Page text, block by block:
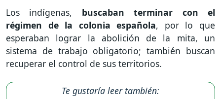
Los indígenas, buscaban terminar con el
régimen de la colonia española, por lo que
esperaban lograr la abolición de la mita, un
sistema de trabajo obligatorio; también buscan
recuperar el control de sus territorios.
Te gustaría leer también: